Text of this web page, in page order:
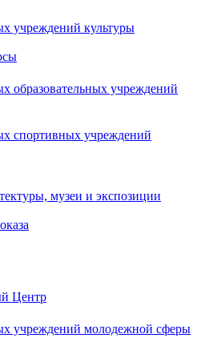
учреждений культуры
образовательных учреждений
спортивных учреждений
музеи и экспозиции
Центр
учреждений молодежной сферы